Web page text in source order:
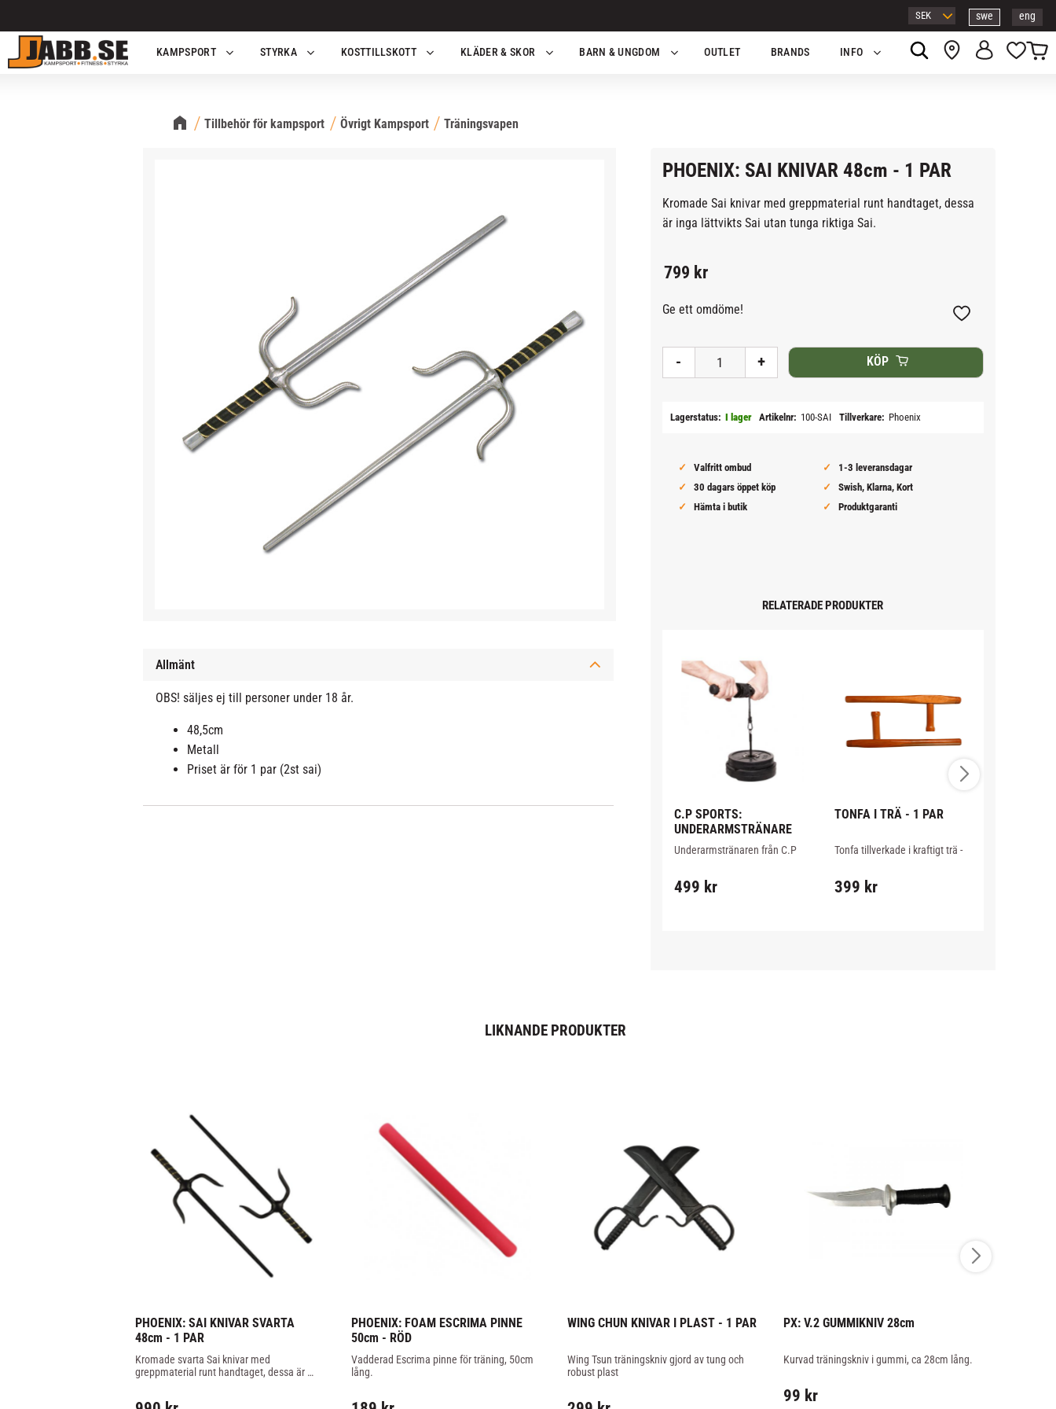
swe eng
KAMPSPORT
STYRKA KOSTTILLSKOTT KLÄDER & SKOR BARN & UNGDOM OUTLET BRANDS INFO
Tillbehör för kampsport Övrigt Kampsport Träningsvapen
PHOENIX: SAI KNIVAR 48cm - 1 PAR
Kromade Sai knivar med greppmaterial runt handtaget, dessa
är inga lättvikts Sai utan tunga riktiga Sai.
799 kr
+
- KÖP
Lägg till i favoriter
Lagerstatus I lager Artikelnr 100-SAI Tillverkare Phoenix
Valfritt ombud
1-3 leveransdagar
30 dagars öppet köp
Swish, Klarna, Kort
Hämta i butik
Produktgaranti
Ge ett omdöme!
Allmänt
OBS! säljes ej till personer under 18 år.
48,5cm
Metall
Priset är för 1 par (2st sai)
RELATERADE PRODUKTER
C.P SPORTS:
UNDERARMSTRÄNARE
Underarmstränaren från C.P
underarmar.
499 kr
TONFA I TRÄ - 1 PAR
Tonfa tillverkade i kraftigt trä -
399 kr
LIKNANDE PRODUKTER
PHOENIX: SAI KNIVAR SVARTA
48cm - 1 PAR
Kromade svarta Sai knivar med
greppmaterial runt handtaget, dessa är
PHOENIX: FOAM ESCRIMA PINNE
50cm - RÖD
Vadderad Escrima pinne för träning, 50cm
lång.
WING CHUN KNIVAR I PLAST - 1 PAR
Wing Tsun träningskniv gjord av tung och
robust plast
PX: V.2 GUMMIKNIV 28cm
Kurvad träningskniv i gummi, ca 28cm lång.
99 kr